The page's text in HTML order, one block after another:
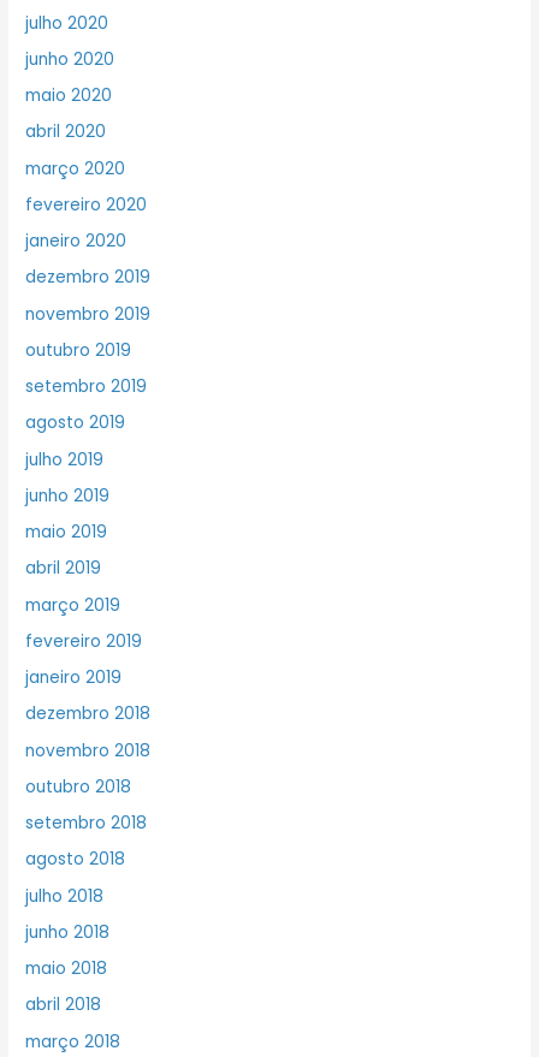
julho 2020
junho 2020
maio 2020
abril 2020
março 2020
fevereiro 2020
janeiro 2020
dezembro 2019
novembro 2019
outubro 2019
setembro 2019
agosto 2019
julho 2019
junho 2019
maio 2019
abril 2019
março 2019
fevereiro 2019
janeiro 2019
dezembro 2018
novembro 2018
outubro 2018
setembro 2018
agosto 2018
julho 2018
junho 2018
maio 2018
abril 2018
março 2018